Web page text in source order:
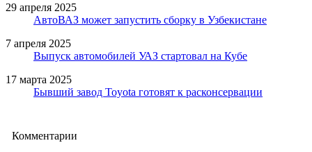
29 апреля 2025
АвтоВАЗ может запустить сборку в Узбекистане
7 апреля 2025
Выпуск автомобилей УАЗ стартовал на Кубе
17 марта 2025
Бывший завод Toyota готовят к расконсервации
Комментарии